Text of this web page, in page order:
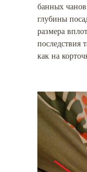
банных
глубины
размера
последствия
как на